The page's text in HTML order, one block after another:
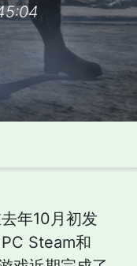
年10月初发
Steam和